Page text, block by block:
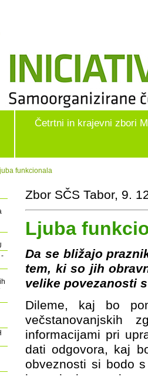
Četrtni in krajevni zbori
funkcionala
-
Zbor SČS Tabor, 9.
Ljuba
Da se bližajo
tem, ki so jih
velike povezanosti
Dileme, kaj bo
večstanovanjskih
informacijami pri
dati odgovora, kaj
obveznosti si bodo